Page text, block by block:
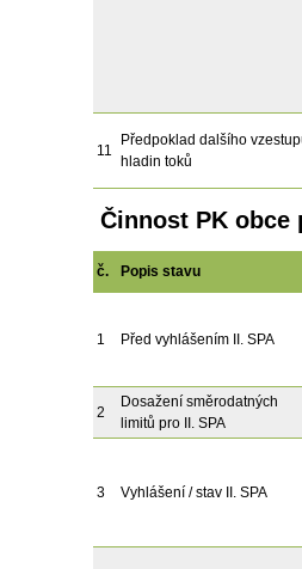
11
Předpoklad dalšího
hladin toků
Činnost PK obce
č. Popis stavu
1 Před vyhlášením II. SPA
2
Dosažení směrodatných
limitů pro II. SPA
3 Vyhlášení / stav II. SPA